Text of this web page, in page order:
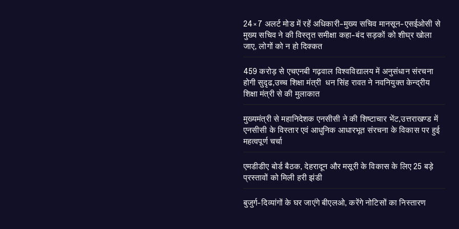
दिक्कत
मुलाकात
24×7 अलर्ट मोड में रहें अधिकारी-मुख्य सचिव मानसून-एसईओसी से
मुख्य सचिव ने की विस्तृत समीक्षा कहा-बंद सड़कों को शीघ्र खोला
जाए, लोगों को न हो दिक्कत
459 करोड़ से एचएनबी गढ़वाल विश्वविद्यालय में अनुसंधान संरचना
होगी सुदृढ,उच्च शिक्षा मंत्री धन सिंह रावत ने नवनियुक्त केन्द्रीय
शिक्षा मंत्री से की मुलाकात
मुख्यमंत्री से महानिदेशक एनसीसी ने की शिष्टाचार भेंट,उत्तराखण्ड में
एनसीसी के विस्तार एवं आधुनिक आधारभूत संरचना के विकास पर हुई
महत्वपूर्ण चर्चा
एमडीडीए बोर्ड बैठक, देहरादून और मसूरी के विकास के लिए 25 बड़े
प्रस्तावों को मिली हरी झंडी
बुजुर्ग-दिव्यांगों के घर जाएंगे बीएलओ, करेंगे नोटिसों का निस्तारण